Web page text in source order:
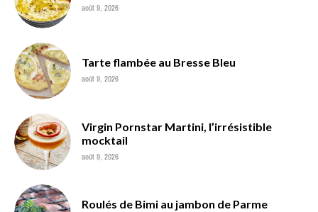
août 9, 2026
Tarte flambée au Bresse Bleu
août 9, 2026
Virgin Pornstar Martini, l’irrésistible
mocktail
août 9, 2026
Roulés de Bimi au jambon de Parme